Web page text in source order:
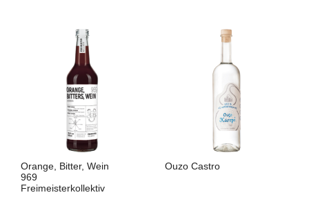
LIRE LA SUITE LIRE LA SUITE
Orange, Bitter, Wein
969
Freimeisterkollektiv
Ouzo Castro